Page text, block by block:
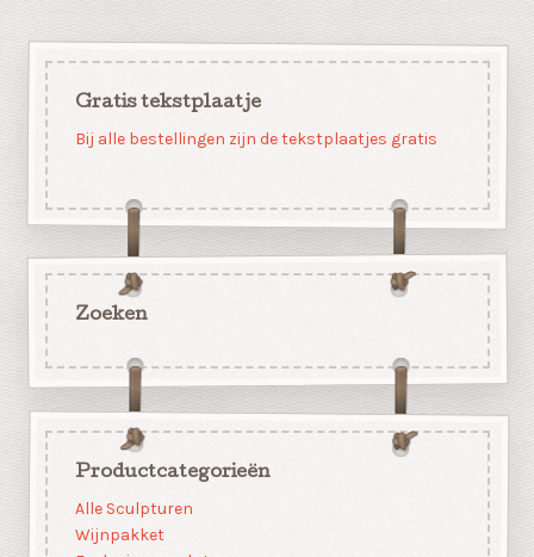
Gratis tekstplaatje
Bij alle bestellingen zijn de tekstplaatjes gratis
Zoeken
Productcategorieën
Alle Sculpturen
Wijnpakket